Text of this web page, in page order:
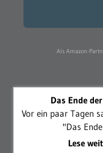
Als Amazon-
Das Ende
Vor ein paar Tagen
"Das
Lese